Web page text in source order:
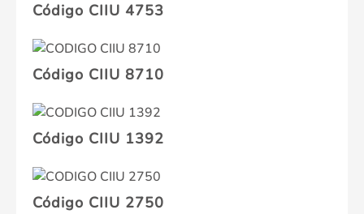
Código CIIU 4753
Código CIIU 8710
Código CIIU 1392
Código CIIU 2750